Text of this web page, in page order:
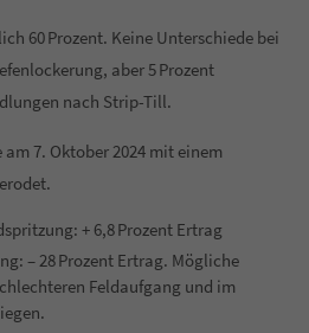
et magnis dis parturient montes,
quam felis, ultricies nec.
60 Prozent. Keine Unterschiede bei
aber 5 Prozent
nach Strip-Till.
7. Oktober 2024 mit einem
+ 6,8 Prozent Ertrag
– 28 Prozent Ertrag. Mögliche
Feldaufgang und im